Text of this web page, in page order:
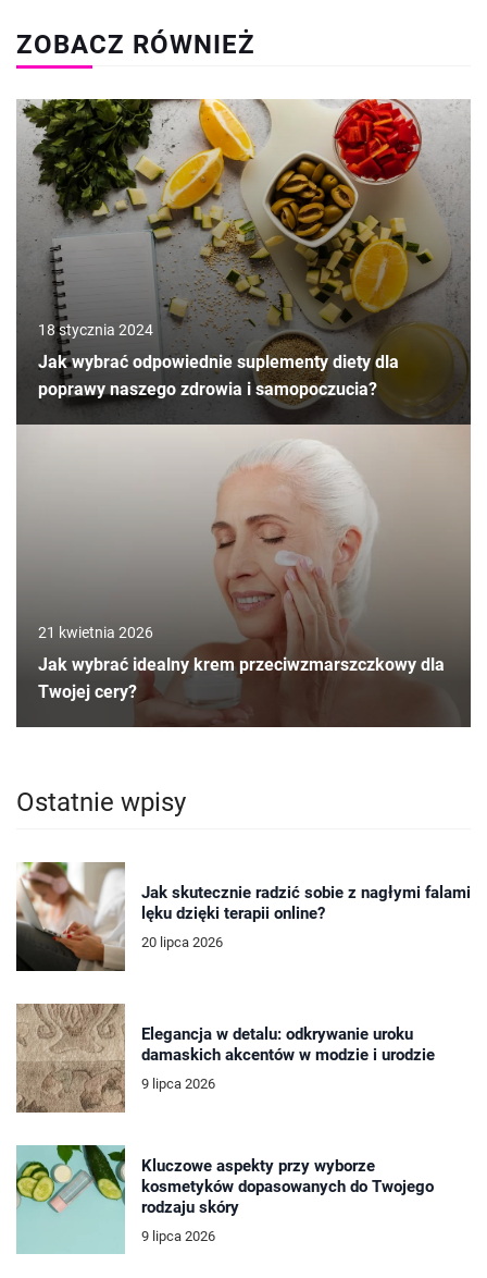
ZOBACZ RÓWNIEŻ
18 stycznia 2024
Jak wybrać odpowiednie suplementy diety dla
poprawy naszego zdrowia i samopoczucia?
21 kwietnia 2026
Jak wybrać idealny krem przeciwzmarszczkowy dla
Twojej cery?
Ostatnie wpisy
Jak skutecznie radzić sobie z nagłymi falami
lęku dzięki terapii online?
20 lipca 2026
Elegancja w detalu: odkrywanie uroku
damaskich akcentów w modzie i urodzie
9 lipca 2026
Kluczowe aspekty przy wyborze
kosmetyków dopasowanych do Twojego
rodzaju skóry
9 lipca 2026